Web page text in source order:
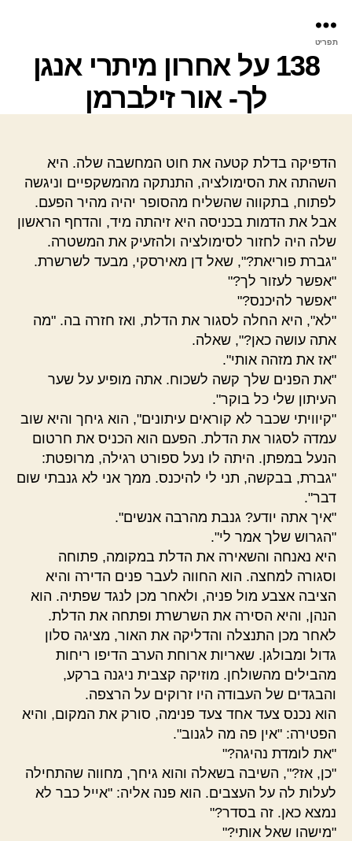
תפריט
138 על אחרון מיתרי אנגן
לך- אור זילברמן
הדפיקה בדלת קטעה את חוט המחשבה שלה. היא
השהתה את הסימולציה, התנתקה מהמשקפיים וניגשה
לפתוח, בתקווה שהשליח מהסופר יהיה מהיר הפעם.
אבל את הדמות בכניסה היא זיהתה מיד, והדחף הראשון
שלה היה לחזור לסימולציה ולהזעיק את המשטרה.
"גברת פוריאת?", שאל דן מאירסקי, מבעד לשרשרת.
"אפשר לעזור לך?"
"אפשר להיכנס?"
"לא", היא החלה לסגור את הדלת, ואז חזרה בה. "מה
אתה עושה כאן?", שאלה.
"אז את מזהה אותי".
"את הפנים שלך קשה לשכוח. אתה מופיע על שער
העיתון שלי כל בוקר".
"קיוויתי שכבר לא קוראים עיתונים", הוא גיחך והיא שוב
עמדה לסגור את הדלת. הפעם הוא הכניס את חרטום
הנעל במפתן. היתה לו נעל ספורט רגילה, מרופטת:
"גברת, בבקשה, תני לי להיכנס. ממך אני לא גנבתי שום
דבר".
"איך אתה יודע? גנבת מהרבה אנשים".
"הגרוש שלך אמר לי".
היא נאנחה והשאירה את הדלת במקומה, פתוחה
וסגורה למחצה. הוא החווה לעבר פנים הדירה והיא
הציבה אצבע מול פניה, ולאחר מכן לנגד שפתיה. הוא
הנהן, והיא הסירה את השרשרת ופתחה את הדלת.
לאחר מכן התנצלה והדליקה את האור, מציגה סלון
גדול ומבולגן. שאריות ארוחת הערב הדיפו ריחות
מהבילים מהשולחן. מוזיקה קצבית ניגנה ברקע,
והבגדים של העבודה היו זרוקים על הרצפה.
הוא נכנס צעד אחד צעד פנימה, סורק את המקום, והיא
הפטירה: "אין פה מה לגנוב".
"את לומדת נהיגה?"
"כן, אז?", השיבה בשאלה והוא גיחך, מחווה שהתחילה
לעלות לה על העצבים. הוא פנה אליה: "אייל כבר לא
נמצא כאן. זה בסדר?"
"מישהו שאל אותי?"